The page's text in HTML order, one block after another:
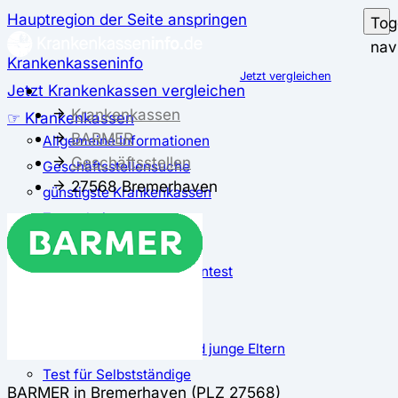
Hauptregion der Seite anspringen
Krankenkasseninfo
Jetzt Krankenkassen vergleichen
☞ Krankenkassen
Allgemeine Informationen
Geschäftsstellensuche
günstigste Krankenkassen
Zusatzbeitrag
✅ Krankenkassen Test
Der große Krankenkassentest
Test für Schwangere und junge Eltern
Test für Selbstständige
Jetzt vergleichen
Krankenkassen
BARMER
Geschäftsstellen
27568 Bremerhaven
BARMER in Bremerhaven (PLZ 27568)